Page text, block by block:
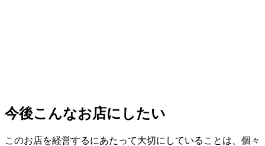
今後こんなお店にしたい
このお店を経営するにあたって⼤切にしていることは、個々